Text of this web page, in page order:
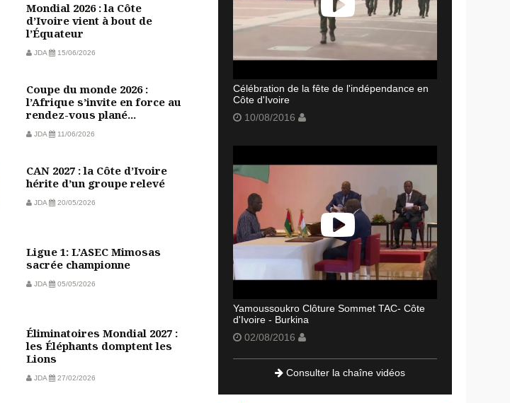
Mondial 2026 : la Côte
d’Ivoire vient à bout de
l’Équateur
JDA 15/06/2026
Coupe du monde 2026 :
l’Afrique s’invite en force au
rendez-vous plané...
JDA 11/06/2026
CAN 2027 : la Côte d’Ivoire
hérite d’un groupe relevé
JDA 20/05/2026
Ligue 1: L’ASEC Mimosas
sacrée championne
JDA 05/05/2026
Éliminatoires Mondial 2027 :
les Éléphants domptent les
Lions
JDA 27/02/2026
Célébration de la fête de l'indépendance en
Côte d'Ivoire
10/08/2016
Yamoussoukro Clôture Sommet TAC- Côte
d'Ivoire - Burkina
02/08/2016
Consulter la chaîne vidéos